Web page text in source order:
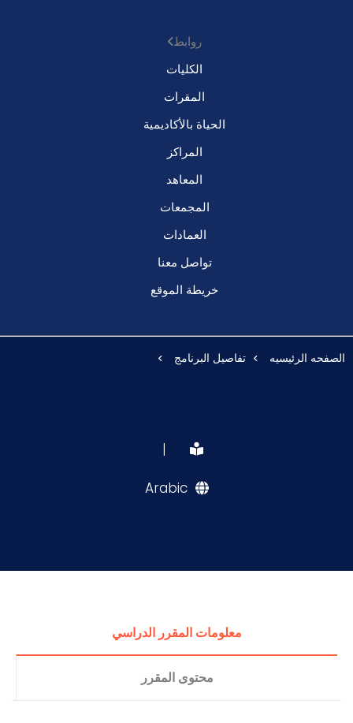
روابط
الكليات
المقرات
الحياة بالأكاديمية
المراكز
المعاهد
المجمعات
العمادات
تواصل معنا
خريطة الموقع
الصفحه الرئيسيه تفاصيل البرنامج
|
Arabic
معلومات المقرر الدراسي
محتوى المقرر